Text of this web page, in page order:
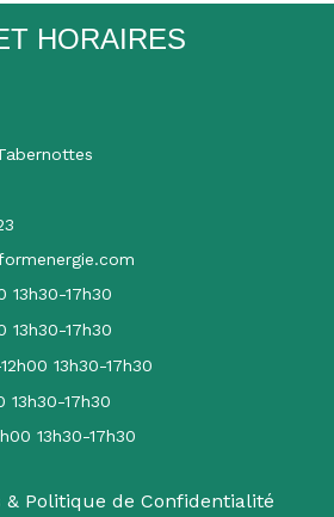
HORAIRES
13h30-17h30
13h30-17h30
13h30-17h30
13h30-17h30
13h30-17h30
& Politique de Confidentialité